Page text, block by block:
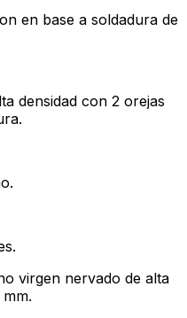
en base a soldadura de
densidad con 2 orejas
virgen nervado de alta